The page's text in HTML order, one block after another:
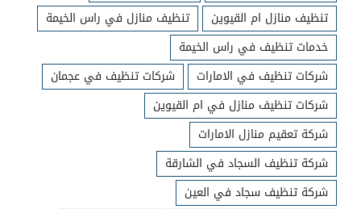
تنظيف منازل ام القيوين
تنظيف منازل في راس الخيمة
خدمات تنظيف في راس الخيمة
شركات تنظيف في الامارات
شركات تنظيف في عجمان
شركات تنظيف منازل في ام القيوين
شركة تعقيم منازل الامارات
شركة تنظيف السجاد في الشارقة
شركة تنظيف سجاد في العين